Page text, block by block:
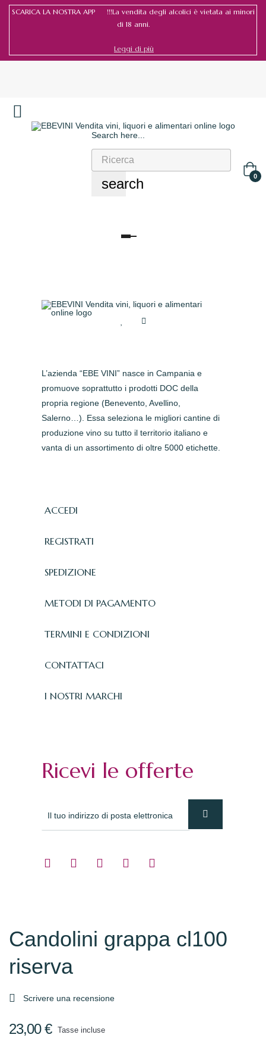
SCARICA LA NOSTRA APP !!!La vendita degli alcolici è vietata ai minori
di 18 anni.
Leggi di più
Search here...
search 0
navigazione
L’azienda “EBE VINI” nasce in Campania e
promuove soprattutto i prodotti DOC della
propria regione (Benevento, Avellino,
Salerno…). Essa seleziona le migliori cantine di
produzione vino su tutto il territorio italiano e
vanta di un assortimento di oltre 5000 etichette.
ACCEDI
REGISTRATI
SPEDIZIONE
METODI DI PAGAMENTO
TERMINI E CONDIZIONI
CONTATTACI
I NOSTRI MARCHI
Ricevi le offerte
Candolini grappa cl100
riserva
 Scrivere una recensione
23,00 € Tasse incluse